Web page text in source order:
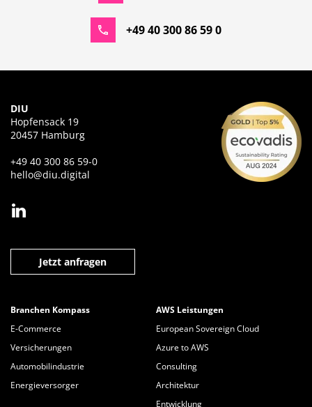
+49 40 300 86 59 0
DIU
Hopfensack 19
20457 Hamburg
+49 40 300 86 59-0
hello@diu.digital
Jetzt anfragen
Branchen Kompass
E-Commerce
Versicherungen
Automobilindustrie
Energieversorger
AWS Leistungen
European Sovereign Cloud
Azure to AWS
Consulting
Architektur
Entwicklung